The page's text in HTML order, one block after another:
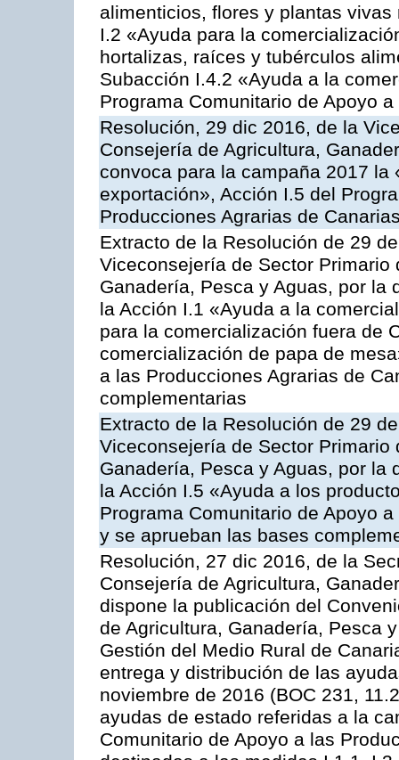
alimenticios, flores y plantas
I.2 «Ayuda para la
hortalizas, raíces y tubérculos
Subacción I.4.2 «Ayuda a la
Programa Comunitario de Apoyo
Resolución, 29 dic 2016, de la
Consejería de Agricultura,
convoca para la campaña 2017
exportación», Acción I.5 del
Producciones Agrarias de
Extracto de la Resolución de 29
Viceconsejería de Sector
Ganadería, Pesca y Aguas, por la
la Acción I.1 «Ayuda a la
para la comercialización fuera de
comercialización de papa de
a las Producciones Agrarias de
complementarias
Extracto de la Resolución de 29
Viceconsejería de Sector
Ganadería, Pesca y Aguas, por la
la Acción I.5 «Ayuda a los
Programa Comunitario de Apoyo
y se aprueban las bases
Resolución, 27 dic 2016, de la
Consejería de Agricultura,
dispone la publicación del
de Agricultura, Ganadería, Pesca
Gestión del Medio Rural de
entrega y distribución de las
noviembre de 2016 (BOC 231,
ayudas de estado referidas a la
Comunitario de Apoyo a las